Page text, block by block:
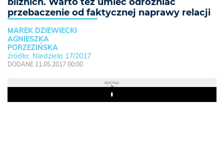
przebaczenie od faktycznej naprawy relacji
MAREK DZIEWIECKI
AGNIESZKA
PORZEZIŃSKA
Niedziela 17/2017
DODANE 11.05.2017 00:00
REKLAMA
Play